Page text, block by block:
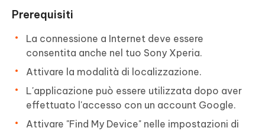
Prerequisiti
La connessione a Internet deve essere
consentita anche nel tuo Sony Xperia.
Attivare la modalità di localizzazione.
L'applicazione può essere utilizzata dopo aver
effettuato l'accesso con un account Google.
Attivare "Find My Device" nelle impostazioni di